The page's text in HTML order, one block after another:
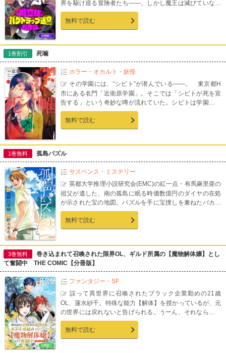
界を駆け巡る冒険者たち――。しかし魔王は滅びていなか
った！魔法やスキルとも異なる謎の力「バグ」を手に入れ
た魔王は、数少ない腹心と共にダンジョンの最奥に潜み、
復讐の牙を研ぐ！常識外れの「バグ」の力で、ダンジョン
無料で読む
1巻割引 死噛
ホラー・オカルト・妖怪
その学園には、“シビト”が潜んでいる――。 東京都H
市にある名門「近衛原学園」。そこでは「シビトが死を宣
告する」という奇妙な噂が流れていた。シビトは学園に紛
れ、巧妙に潜伏し校内で起こる死を予告するという…。そ
んな状況を打破するため、学園側は怪異の専門家として主
人公・八敷一男に調査を依頼する。早速、八敷はシビトに
載時のカラーページを完全収録！】
無料で読む
1巻無料 孤島パズル
サスペンス・ミステリー
英都大学推理小説研究会(EMC)の紅一点・有馬麻里亜の
祖父が遺した、南の孤島に眠る時価数億円のダイヤの在処
が示された宝の地図。パズルを手に宝捜しを兼ねたバカン
スを楽しもうと嘉敷島にやってきたアリスと江神だった
が、思わぬ殺人事件に巻き込まれ―。
無料で読む
3巻無料
巻き込まれて召喚された限界OL、ギルド所属の【魔物解体嬢】とし
て奮闘中 THE COMIC【分冊版】
ファンタジー・SF
誤って異世界に召喚されたブラック企業勤めの21歳
OL、蓮水紗千。特殊な能力【解体】を授かっているが、元
の世界には戻れないと告げられる。うーん、それなら悲観
したって仕方ない！ 生きていくために仕事を斡旋してくだ
さい！…とは言ったものの、紹介されたのは冒険者ギルド
の魔物解体カウンターで!? えっ私の【解体】ってそっちの
無料で読む